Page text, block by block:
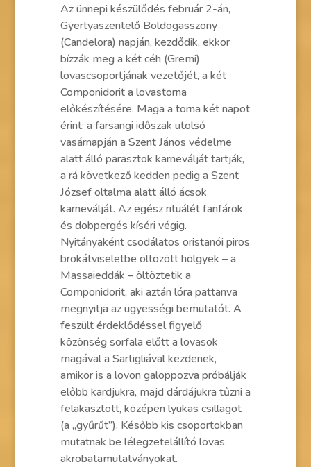
Az ünnepi készülődés február 2-án,
Gyertyaszentelő Boldogasszony
(Candelora) napján, kezdődik, ekkor
bízzák meg a két céh (Gremi)
lovascsoportjának vezetőjét, a két
Componidorit a lovastorna
előkészítésére. Maga a torna két napot
érint: a farsangi időszak utolsó
vasárnapján a Szent János védelme
alatt álló parasztok karneválját tartják,
a rá következő kedden pedig a Szent
József oltalma alatt álló ácsok
karneválját. Az egész rituálét fanfárok
és dobpergés kíséri végig.
Nyitányaként csodálatos oristanói piros
brokátviseletbe öltözött hölgyek – a
Massaieddák – öltöztetik a
Componidorit, aki aztán lóra pattanva
megnyitja az ügyességi bemutatót. A
feszült érdeklődéssel figyelő
közönség sorfala előtt a lovasok
magával a Sartigliával kezdenek,
amikor is a lovon galoppozva próbálják
előbb kardjukra, majd dárdájukra tűzni a
felakasztott, középen lyukas csillagot
(a „gyűrűt”). Később kis csoportokban
mutatnak be lélegzetelállító lovas
akrobatamutatványokat.